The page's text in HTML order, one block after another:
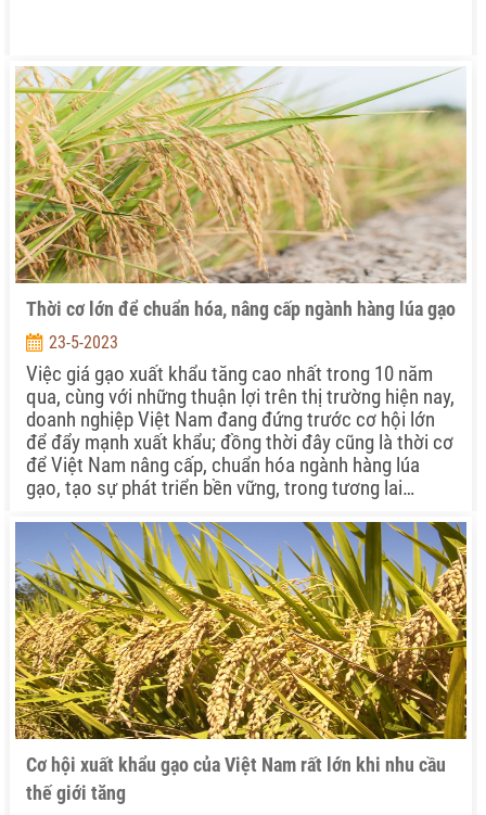
Thời cơ lớn để chuẩn hóa, nâng cấp ngành hàng lúa gạo
23-5-2023
Việc giá gạo xuất khẩu tăng cao nhất trong 10 năm
qua, cùng với những thuận lợi trên thị trường hiện nay,
doanh nghiệp Việt Nam đang đứng trước cơ hội lớn
để đẩy mạnh xuất khẩu; đồng thời đây cũng là thời cơ
để Việt Nam nâng cấp, chuẩn hóa ngành hàng lúa
gạo, tạo sự phát triển bền vững, trong tương lai…
Cơ hội xuất khẩu gạo của Việt Nam rất lớn khi nhu cầu
thế giới tăng